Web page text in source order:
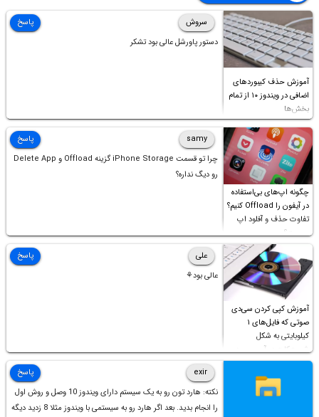
آموزش حذف کیبوردهای
اضافی در ویندوز ۱۰ از تمام
بخش‌ها
سروش
دستور پاورشل عالی بود تشکر
پاسخ
چگونه اپ‌های بی‌استفاده
در آیفون را Offload کنیم؟
تفاوت حذف و آفلود اپ
چیست؟
samy
چرا تو قسمت iPhone Storage گزینه Offload و Delete App
رو دیگ نداره؟
پاسخ
آموزش کپی کردن سی‌دی
صوتی که فایل‌های ۱
کیلوبایتی به شکل
شورت‌کات در آن موجود
است!
علی
عالی بود⚘
پاسخ
exir
نکته: هارد تون رو به یک سیستم دارای ویندوز 10 وصل و روش اول
را انجام بدید. بعد اگر هارد رو به سیستمی با ویندوز مثلا 8 زدید دیگه
پاسخ